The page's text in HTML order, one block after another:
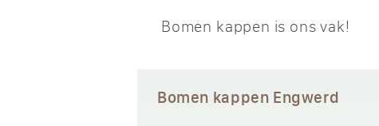
Bomen kappen is ons vak!
Bomen kappen Engwerd